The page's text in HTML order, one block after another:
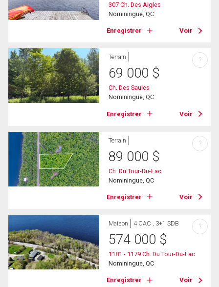
307 Ch. Des Aigles
Nominingue, QC
Enregistrer Voir
Terrain
69 000 $
Ch. Des Saules
Nominingue, QC
Enregistrer Voir
?
Terrain
89 000 $
Ch. Du Tour-Du-Lac
Nominingue, QC
Enregistrer Voir
?
Maison 4 CAC , 3+1 SDB
574 000 $
1181 - 1179 Ch. Du Tour-Du-Lac
Nominingue, QC
Enregistrer Voir
?